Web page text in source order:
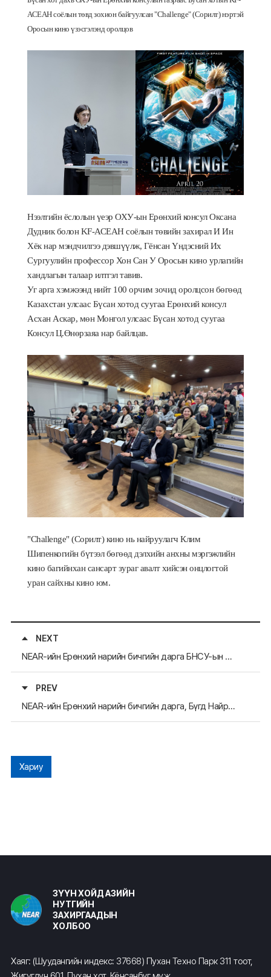
АСЕАН соёлын төвд зохион байгуулсан "Challenge" (Сорилт) нэртэй
Оросын кино үзэсгэлэнд оролцов
Нээлтийн ёслолын үеэр ОХУ-ын Ерөнхий консул Оксана
Дудник болон KF-АСЕАН соёлын төвийн захирал И Ин
Хёк нар мэндчилгээ дэвшүүлж, Гёнсан Үндэсний Их
Сургуулийн профессор Хон Сан У Оросын кино урлагийн
хандлагын талаар илтгэл тавив.
Уг арга хэмжээнд нийт 100 орчим зочид оролцсон бөгөөд
Казахстан улсаас Бүсан хотод суугаа Ерөнхий консул
Асхан Аскар, мөн Монголулсаас Бүсан хотод суугаа
Консул Ц.Өнөрзаяа нар байлцав.
"Challenge" (Сорилт)кино нь найруулагч Клим
Шипенкогийн бүтээл бөгөөд дэлхийн анхны мэргэжлийн
кино багийнхан сансарт зураг авалт хийсэн онцлогтой
уран сайхны кино юм.
NEXT
NEAR-ийн Ерөнхий нарийн бичгийн дарга БНСУ-ын Орон нутгийн Захирагч нарын Холбооны олон улсын харилцааны дэмжлэг хариуцсан захирал Ха Тэ Ёктой уулзлаа
PREV
NEAR-ийн Ерөнхий нарийн бичгийн дарга, Бүгд Найрамдах Казахстан улсын Астана хотын орлогч даргатай уулзав
Хариу
ЗҮҮН ХОЙД АЗИЙН
НУТГИЙН
ЗАХИРГААДЫН
ХОЛБОО
Хаяг: (Шуудангийн индекс: 37668) Пухан Техно Парк 311 тоот,